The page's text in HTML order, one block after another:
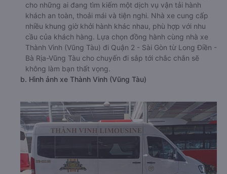
cho những ai đang tìm kiếm một dịch vụ vận tải hành
khách an toàn, thoải mái và tiện nghi. Nhà xe cung cấp
nhiều khung giờ khởi hành khác nhau, phù hợp với nhu
cầu của khách hàng. Lựa chọn đồng hành cùng nhà xe
Thành Vinh (Vũng Tàu) đi Quận 2 - Sài Gòn từ Long Điền -
Bà Rịa-Vũng Tàu cho chuyến đi sắp tới chắc chắn sẽ
không làm bạn thất vọng.
b. Hình ảnh xe Thành Vinh (Vũng Tàu)